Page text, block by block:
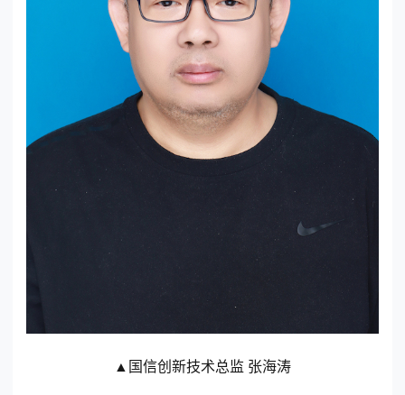
购买咨询 售后服务
© 2013-2023 scrm.com All Rights Reserved
▲国信创新技术总监 张海涛